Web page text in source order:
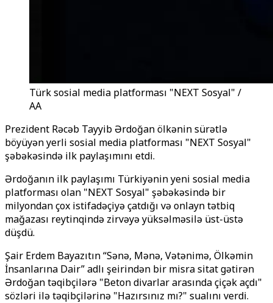
Türk sosial media platforması "NEXT Sosyal" /
AA
Prezident Rəcəb Tayyib Ərdoğan ölkənin sürətlə
böyüyən yerli sosial media platforması "NEXT Sosyal"
şəbəkəsində ilk paylaşımını etdi.
Ərdoğanın ilk paylaşımı Türkiyənin yeni sosial media
platforması olan "NEXT Sosyal" şəbəkəsində bir
milyondan çox istifadəçiyə çatdığı və onlayn tətbiq
mağazası reytinqində zirvəyə yüksəlməsilə üst-üstə
düşdü.
Şair Erdem Bayazıtın “Sənə, Mənə, Vətənimə, Ölkəmin
İnsanlarına Dair” adlı şeirindən bir misra sitat gətirən
Ərdoğan təqibçilərə "Beton divarlar arasında çiçək açdı"
sözləri ilə təqibçilərinə "Hazırsınız mı?" sualını verdi.